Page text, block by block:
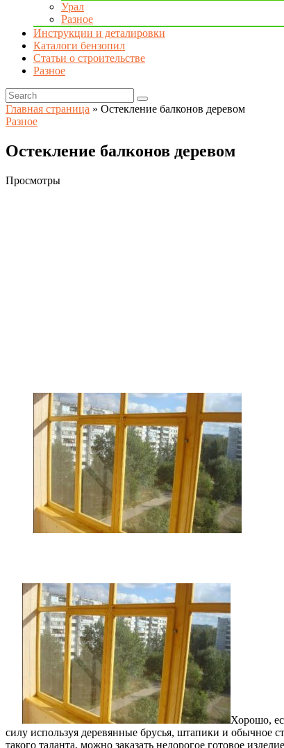
Урал
Разное
Инструкции и деталировки
Каталоги бензопил
Статьи о строительстве
Разное
Главная страница » Остекление балконов деревом
Разное
Остекление балконов деревом
Просмотры
Хорошо,
силу используя деревянные брусья, штапики и обычное
такого таланта, можно заказать недорогое готовое